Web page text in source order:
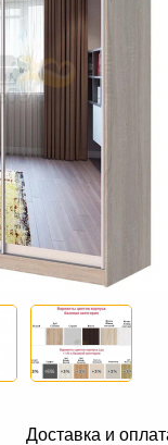
Доставка и